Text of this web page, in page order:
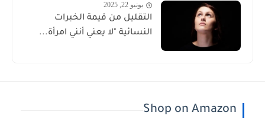
يونيو 22, 2025
التقليل من قيمة الخبرات
النسائية "لا يعني أنني امرأة...
Shop on Amazon